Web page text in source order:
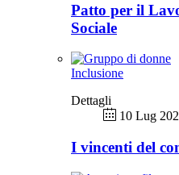
Patto per il
Sociale
Inclusione
Dettagli
10 Lug
I vincenti del